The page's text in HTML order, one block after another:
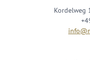
Kordelweg